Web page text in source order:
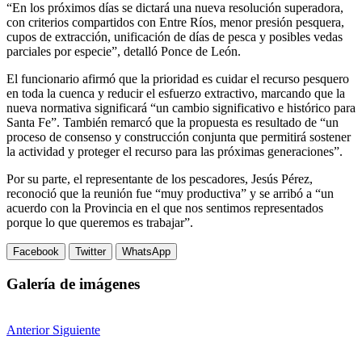
“En los próximos días se dictará una nueva resolución superadora,
con criterios compartidos con Entre Ríos, menor presión pesquera,
cupos de extracción, unificación de días de pesca y posibles vedas
parciales por especie”, detalló Ponce de León.
El funcionario afirmó que la prioridad es cuidar el recurso pesquero
en toda la cuenca y reducir el esfuerzo extractivo, marcando que la
nueva normativa significará “un cambio significativo e histórico para
Santa Fe”. También remarcó que la propuesta es resultado de “un
proceso de consenso y construcción conjunta que permitirá sostener
la actividad y proteger el recurso para las próximas generaciones”.
Por su parte, el representante de los pescadores, Jesús Pérez,
reconoció que la reunión fue “muy productiva” y se arribó a “un
acuerdo con la Provincia en el que nos sentimos representados
porque lo que queremos es trabajar”.
Facebook Twitter WhatsApp
Galería de imágenes
Anterior Siguiente